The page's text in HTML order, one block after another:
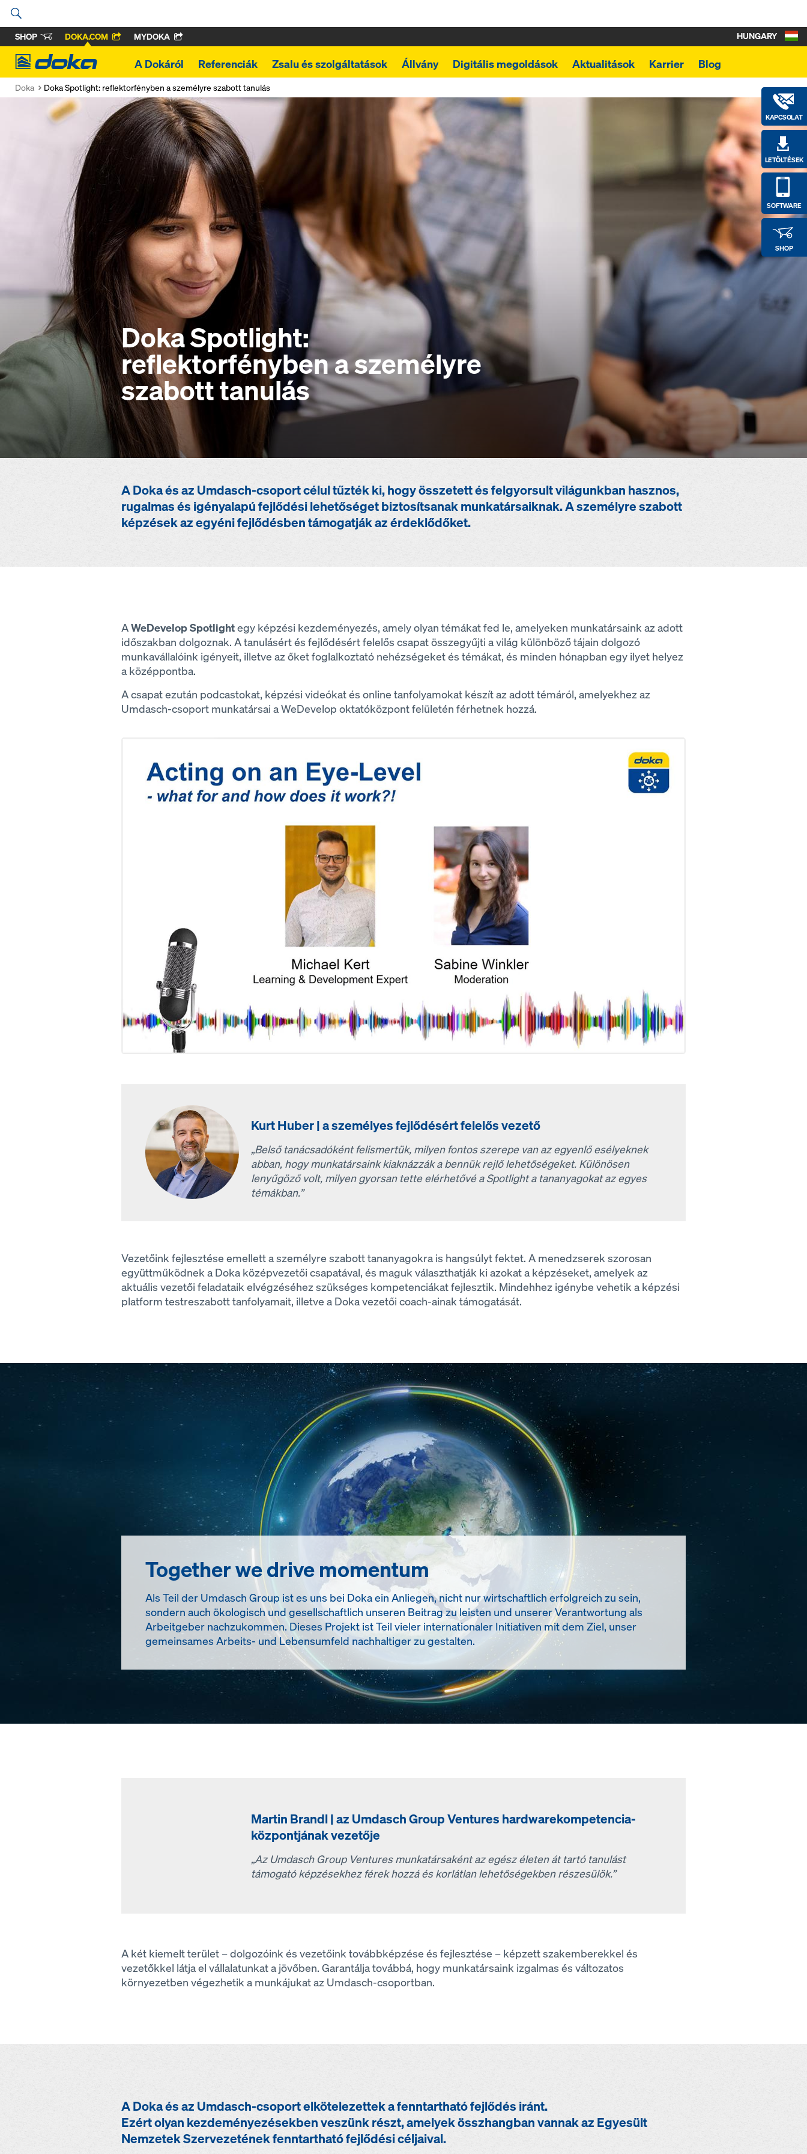
SHOP DOKA.COM MYDOKA
Doka
A Dokáról Referenciák Zsalu és szolgáltatások Állvány Digitális megoldások Aktualitások Karrier Blog
KAPCSOLAT
LETÖLTÉSEK
SOFTWARE
SHOP
HUNGARY
Doka Doka Spotlight: reflektorfényben a személyre szabott tanulás
Doka Spotlight:
reflektorfényben a személyre
szabott tanulás
A Doka és az Umdasch-csoport célul tűzték ki, hogy összetett és felgyorsult világunkban hasznos,
rugalmas és igényalapú fejlődési lehetőséget biztosítsanak munkatársaiknak. A személyre szabott
képzések az egyéni fejlődésben támogatják az érdeklődőket.
AWeDevelop Spotlightegy képzési kezdeményezés, amely olyan témákat fed le, amelyeken munkatársaink az adott
időszakban dolgoznak. A tanulásért és fejlődésért felelős csapat összegyűjti a világ különböző tájain dolgozó
munkavállalóink igényeit, illetve az őket foglalkoztató nehézségeket és témákat, és minden hónapban egy ilyet helyez
a középpontba.
A csapat ezután podcastokat, képzési videókat és online tanfolyamokat készít az adott témáról, amelyekhez az
Umdasch-csoport munkatársai a WeDevelop oktatóközpont felületén férhetnek hozzá.
Kurt Huber | a személyes fejlődésért felelős vezető
„Belső tanácsadóként felismertük, milyen fontos szerepe van az egyenlő esélyeknek
abban, hogy munkatársaink kiaknázzák a bennük rejlő lehetőségeket. Különösen
lenyűgöző volt, milyen gyorsan tette elérhetővé a Spotlight a tananyagokat az egyes
témákban.”
Vezetőink fejlesztése emellett a személyre szabott tananyagokra is hangsúlyt fektet. A menedzserek szorosan
együttműködnek a Doka középvezetői csapatával, és maguk választhatják ki azokat a képzéseket, amelyek az
aktuális vezetői feladataik elvégzéséhez szükséges kompetenciákat fejlesztik. Mindehhez igénybe vehetik a képzési
platform testreszabott tanfolyamait, illetve a Doka vezetői coach-ainak támogatását.
Together we drive momentum
Als Teil der Umdasch Group ist es uns bei Doka ein Anliegen, nicht nur wirtschaftlich erfolgreich zu sein,
sondern auch ökologisch und gesellschaftlich unseren Beitrag zu leisten und unserer Verantwortung als
Arbeitgeber nachzukommen. Dieses Projekt ist Teil vieler internationaler Initiativen mit dem Ziel, unser
gemeinsames Arbeits- und Lebensumfeld nachhaltiger zu gestalten.
Martin Brandl | az Umdasch Group Ventures hardwarekompetencia-
központjának vezetője
„Az Umdasch Group Ventures munkatársaként az egész életen át tartó tanulást
támogató képzésekhez férek hozzá és korlátlan lehetőségekben részesülök.”
A két kiemelt terület – dolgozóink és vezetőink továbbképzése és fejlesztése – képzett szakemberekkel és
vezetőkkel látja el vállalatunkat a jövőben. Garantálja továbbá, hogy munkatársaink izgalmas és változatos
környezetben végezhetik a munkájukat az Umdasch-csoportban.
A Doka és az Umdasch-csoport elkötelezettek a fenntartható fejlődés iránt.
Ezért olyan kezdeményezésekben veszünk részt, amelyek összhangban vannak az Egyesült
Nemzetek Szervezetének fenntartható fejlődési céljaival.